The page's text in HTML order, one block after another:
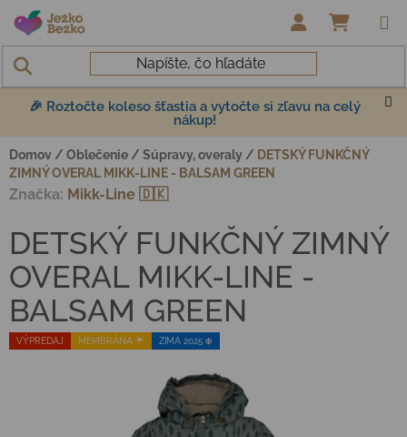
Prejsť na obsah
🎉 Roztočte koleso šťastia a vytočte si zľavu na celý
nákup!
Domov / Oblečenie / Súpravy, overaly / DETSKÝ FUNKČNÝ
ZIMNÝ OVERAL MIKK-LINE - BALSAM GREEN
VÝPREDAJ MEMBRÁNA ☔️ ZIMA 2025 ❄️
DETSKÝ FUNKČNÝ ZIMNÝ
OVERAL MIKK-LINE -
BALSAM GREEN
Značka: Mikk-Line 🇩🇰